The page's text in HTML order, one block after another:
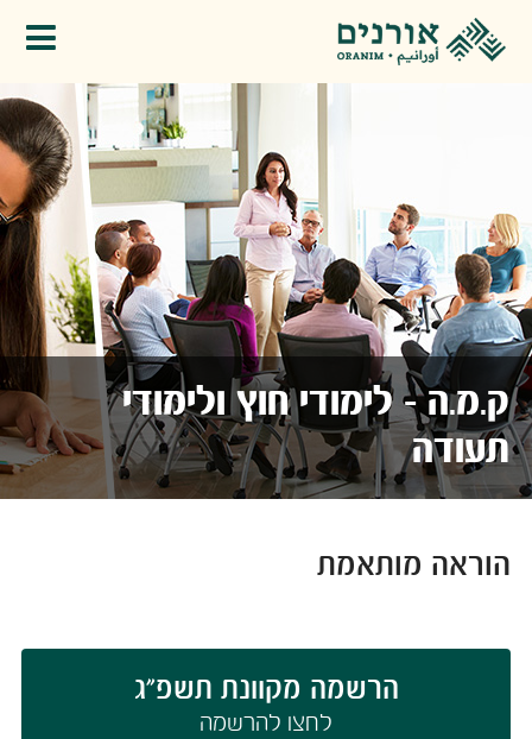
ק.מ.ה - לימודי חוץ ולימודי
תעודה
הוראה מותאמת
הרשמה מקוונת תשפ"ג
לחצו להרשמה​​​​​​​​​​​